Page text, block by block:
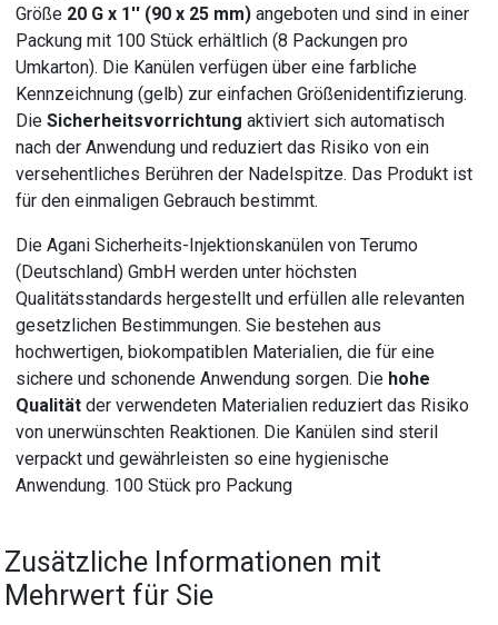
Größe 20 G x 1'' (90 x 25 mm) angeboten und sind in einer
Packung mit 100 Stück erhältlich (8 Packungen pro
Umkarton). Die Kanülen verfügen über eine farbliche
Kennzeichnung (gelb) zur einfachen Größenidentifizierung.
DieSicherheitsvorrichtung aktiviert sich automatisch
nach der Anwendung und reduziert das Risiko von ein
versehentliches Berühren der Nadelspitze. Das Produkt ist
für den einmaligen Gebrauch bestimmt.
Die Agani Sicherheits-Injektionskanülen von Terumo
(Deutschland) GmbH werden unter höchsten
Qualitätsstandards hergestellt und erfüllen alle relevanten
gesetzlichen Bestimmungen. Sie bestehen aus
hochwertigen, biokompatiblen Materialien, die für eine
sichere und schonende Anwendung sorgen. Die hohe
Qualität der verwendeten Materialien reduziert das Risiko
von unerwünschten Reaktionen. Die Kanülen sind steril
verpackt und gewährleisten so eine hygienische
Anwendung. 100 Stück pro Packung
Zusätzliche Informationen mit
Mehrwert für Sie